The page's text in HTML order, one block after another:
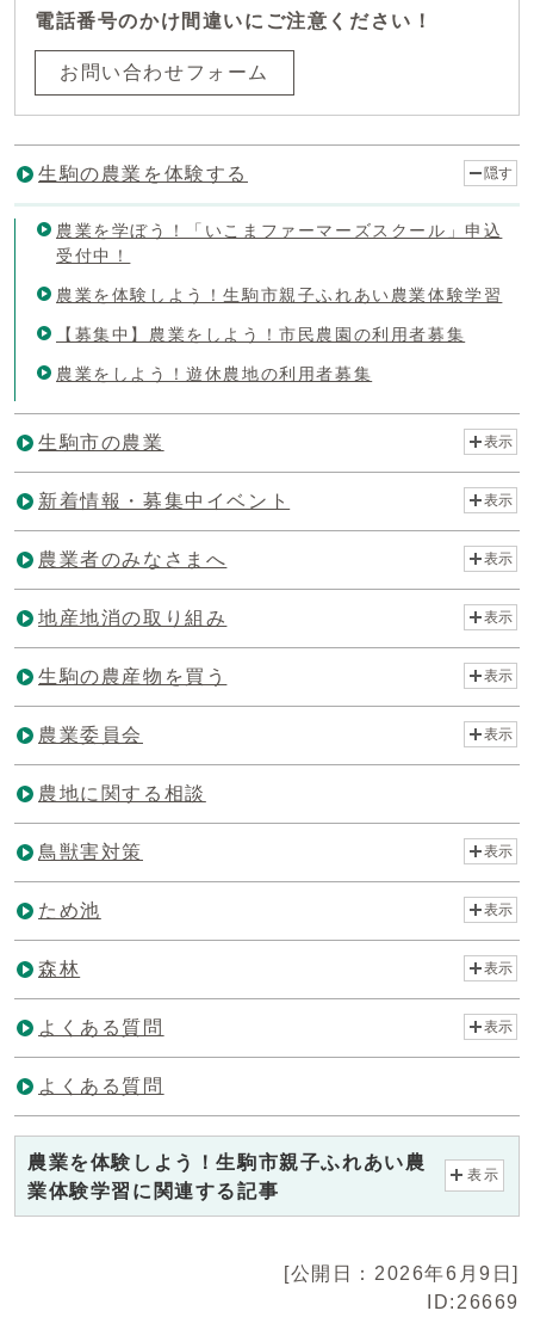
電話番号のかけ間違いにご注意ください！
お問い合わせフォーム
生駒の農業を体験する 隠す
農業を学ぼう！「いこまファーマーズスクール」申込
受付中！
農業を体験しよう！生駒市親子ふれあい農業体験学習
【募集中】農業をしよう！市民農園の利用者募集
農業をしよう！遊休農地の利用者募集
生駒市の農業 表示
新着情報・募集中イベント 表示
農業者のみなさまへ 表示
地産地消の取り組み 表示
生駒の農産物を買う 表示
農業委員会 表示
農地に関する相談
鳥獣害対策 表示
ため池 表示
森林 表示
よくある質問 表示
よくある質問
農業を体験しよう！生駒市親子ふれあい農
業体験学習に関連する記事
表示
[公開日：2026年6月9日]
ID:26669